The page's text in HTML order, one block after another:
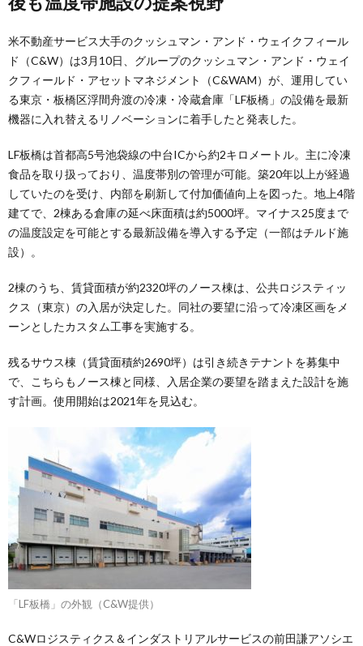
米不動産サービス大手のクッシュマン・アンド・ウェイクフィール
ド（C&W）は3月10日、グループのクッシュマン・アンド・ウェイ
クフィールド・アセットマネジメント（C&WAM）が、運用してい
る東京・板橋区浮間舟渡の冷凍・冷蔵倉庫「LF板橋」の設備を最新
機器に入れ替えるリノベーションに着手したと発表した。
LF板橋は首都高5号池袋線の中台ICから約2キロメートル。主に冷凍
食品を取り扱っており、温度帯別の管理が可能。築20年以上が経過
していたのを受け、内部を刷新して付加価値向上を図った。地上4階
建てで、2棟ある倉庫の延べ床面積は約5000坪。マイナス25度まで
の温度設定を可能とする最新設備を導入する予定（一部はチルド施
設）。
2棟のうち、賃貸面積が約2320坪のノース棟は、公共ロジスティッ
クス（東京）の入居が決定した。同社の要望に沿って冷凍区画をメ
ーンとしたカスタム工事を実施する。
残るサウス棟（賃貸面積約2690坪）は引き続きテナントを募集中
で、こちらもノース棟と同様、入居企業の要望を踏まえた設計を施
す計画。使用開始は2021年を見込む。
「LF板橋」の外観（C&W提供）
C&Wロジスティクス＆インダストリアルサービスの前田謙アソシエ